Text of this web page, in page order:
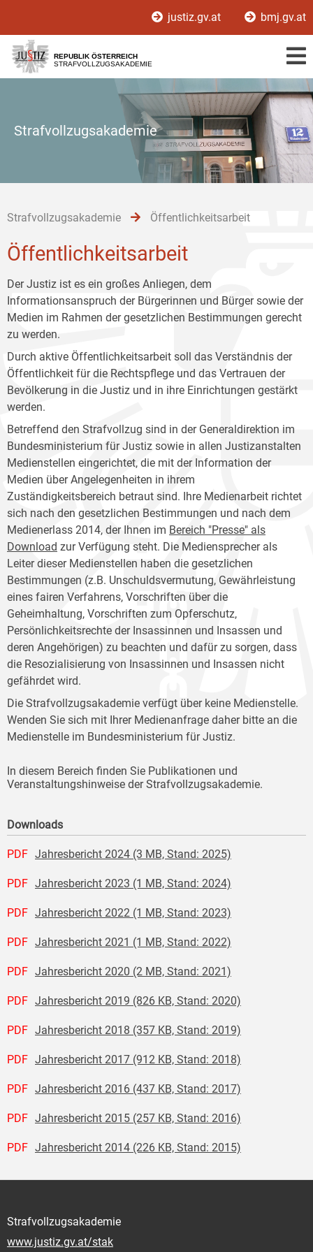
[1]
[2]
[3]
justiz.gv.at bmj.gv.at
REPUBLIK ÖSTERREICH
STRAFVOLLZUGSAKADEMIE
Strafvollzugsakademie
Strafvollzugsakademie Öffentlichkeitsarbeit
Öffentlichkeitsarbeit
Der Justiz ist es ein großes Anliegen, dem
Informationsanspruch der Bürgerinnen und Bürger sowie der
Medien im Rahmen der gesetzlichen Bestimmungen gerecht
zu werden.
Durch aktive Öffentlichkeitsarbeit soll das Verständnis der
Öffentlichkeit für die Rechtspflege und das Vertrauen der
Bevölkerung in die Justiz und in ihre Einrichtungen gestärkt
werden.
Betreffend den Strafvollzug sind in der Generaldirektion im
Bundesministerium für Justiz sowie in allen Justizanstalten
Medienstellen eingerichtet, die mit der Information der
Medien über Angelegenheiten in ihrem
Zuständigkeitsbereich betraut sind. Ihre Medienarbeit richtet
sich nach den gesetzlichen Bestimmungen und nach dem
Medienerlass 2014, der Ihnen im Bereich "Presse" als
Download zur Verfügung steht. Die Mediensprecher als
Leiter dieser Medienstellen haben die gesetzlichen
Bestimmungen (z.B. Unschuldsvermutung, Gewährleistung
eines fairen Verfahrens, Vorschriften über die
Geheimhaltung, Vorschriften zum Opferschutz,
Persönlichkeitsrechte der Insassinnen und Insassen und
deren Angehörigen) zu beachten und dafür zu sorgen, dass
die Resozialisierung von Insassinnen und Insassen nicht
gefährdet wird.
Die Strafvollzugsakademie verfügt über keine Medienstelle.
Wenden Sie sich mit Ihrer Medienanfrage daher bitte an die
Medienstelle im Bundesministerium für Justiz.
In diesem Bereich finden Sie Publikationen und
Veranstaltungshinweise der Strafvollzugsakademie.
Downloads
PDF Jahresbericht 2024 (3 MB, Stand: 2025)
PDF Jahresbericht 2023 (1 MB, Stand: 2024)
PDF Jahresbericht 2022 (1 MB, Stand: 2023)
PDF Jahresbericht 2021 (1 MB, Stand: 2022)
PDF Jahresbericht 2020 (2 MB, Stand: 2021)
PDF Jahresbericht 2019 (826 KB, Stand: 2020)
PDF Jahresbericht 2018 (357 KB, Stand: 2019)
PDF Jahresbericht 2017 (912 KB, Stand: 2018)
PDF Jahresbericht 2016 (437 KB, Stand: 2017)
PDF Jahresbericht 2015 (257 KB, Stand: 2016)
PDF Jahresbericht 2014 (226 KB, Stand: 2015)
Strafvollzugsakademie
www.justiz.gv.at/stak